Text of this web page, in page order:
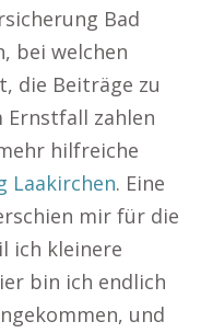
Bad
bei welchen
die Beiträge zu
Ernstfall zahlen
hilfreiche
Laakirchen. Eine
mir für die
ich kleinere
bin ich endlich
und